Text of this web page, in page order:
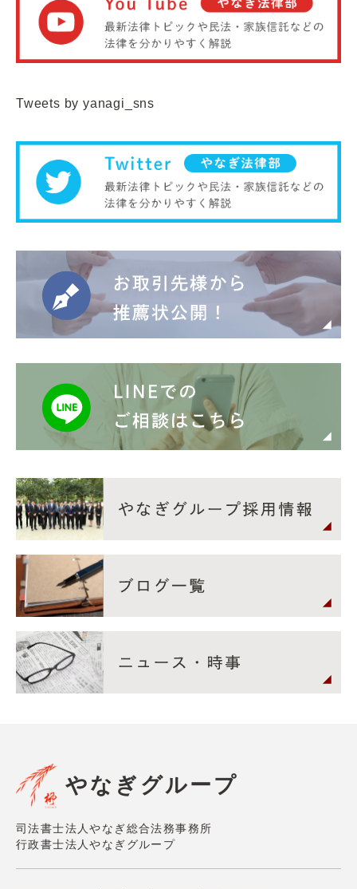
Tweets by yanagi_sns
やなぎグループ
司法書士法人やなぎ総合法務事務所
行政書士法人やなぎグループ